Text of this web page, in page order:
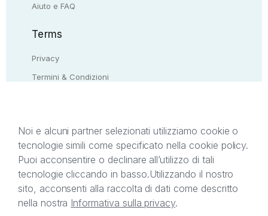
Aiuto e FAQ
Terms
Privacy
Termini & Condizioni
Il presente sito web è di proprietà di StreetLib S.r.l.
C.F. e P.IVA 05338720963. StreetLib S.r.l. è
titolare di tutti i diritti di proprietà intellettuale
afferenti ai marchi, loghi e segni distintivi presenti
sul sito web. Si invita l’utente a prendere visione
Noi e alcuni partner selezionati utilizziamo cookie o
tecnologie simili come specificato nella cookie policy.
Puoi acconsentire o declinare all’utilizzo di tali
tecnologie cliccando in basso.Utilizzando il nostro
sito, acconsenti alla raccolta di dati come descritto
nella nostra Informativa sulla privacy.